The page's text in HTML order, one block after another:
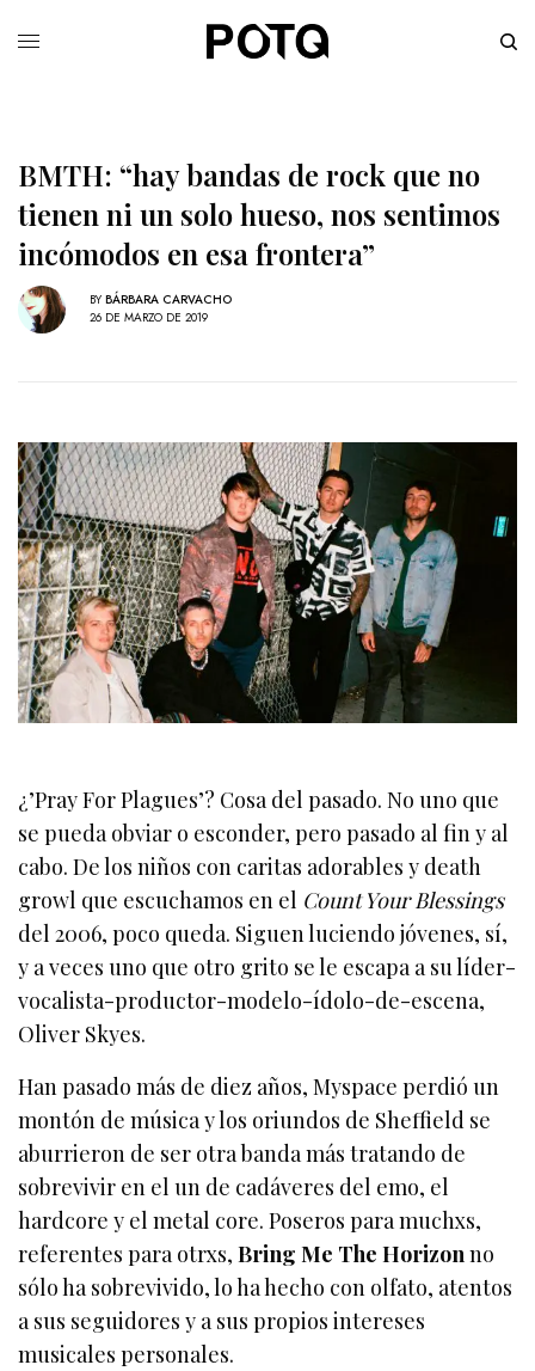
BMTH: “hay bandas de rock que no
tienen ni un solo hueso, nos sentimos
incómodos en esa frontera”
BY BÁRBARA CARVACHO
26 DE MARZO DE 2019
¿’Pray For Plagues’? Cosa del pasado. No uno que
se pueda obviar o esconder, pero pasado al fin y al
cabo. De los niños con caritas adorables y death
growl que escuchamos en el Count Your Blessings
del 2006, poco queda. Siguen luciendo jóvenes, sí,
y a veces uno que otro grito se le escapa a su líder-
vocalista-productor-modelo-ídolo-de-escena,
Oliver Skyes.
Han pasado más de diez años, Myspace perdió un
montón de música y los oriundos de Sheffield se
aburrieron de ser otra banda más tratando de
sobrevivir en el un de cadáveres del emo, el
hardcore y el metal core. Poseros para muchxs,
referentes para otrxs,Bring Me The Horizonno
sólo ha sobrevivido, lo ha hecho con olfato, atentos
a sus seguidores y a sus propios intereses
musicales personales.